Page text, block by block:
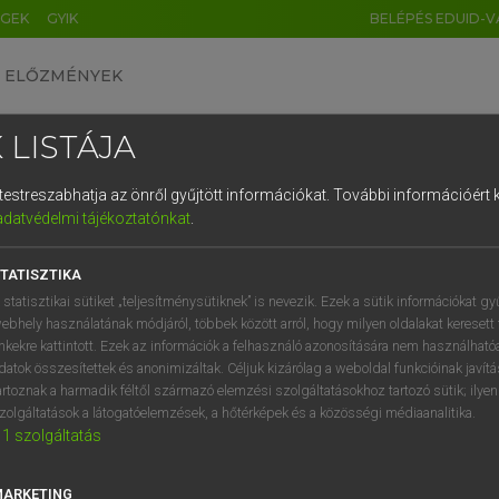
GYIK BELÉPÉS EDUID-
ELŐZMÉNYEK
szótár
VAN ELŐFIZETÉSED?
megtekintéséhez.
LISTÁJA
az önről gyűjtött információkat. További információért
tájékoztatónkat.
statisztikai sütiket „teljesítménysütiknek” is nevezik. Ezek a sütik információkat
használatának módjáról, többek között arról, hogy milyen oldalakat keresett
kattintott. Ezek az információk a felhasználó azonosítására nem
összesítettek és anonimizáltak. Céljuk kizárólag a weboldal funkcióinak
a harmadik féltől származó elemzési szolgáltatásokhoz tartozó sütik;
a látogatóelemzések, a hőtérképek és a közösségi médiaanalitika.
1 szolgáltatás
DE CN FR ES IT NL
1 2 3 4 5 6 7 8 9
q w e r t z u i
a s d f g h j k l é
í y x c v b n m , .